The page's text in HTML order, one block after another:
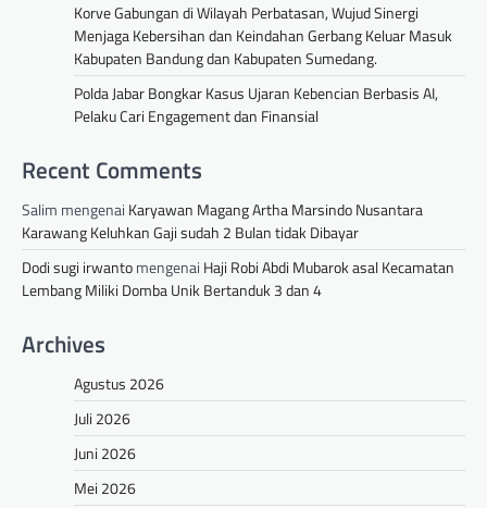
Korve Gabungan di Wilayah Perbatasan, Wujud Sinergi
Menjaga Kebersihan dan Keindahan Gerbang Keluar Masuk
Kabupaten Bandung dan Kabupaten Sumedang.
Polda Jabar Bongkar Kasus Ujaran Kebencian Berbasis AI,
Pelaku Cari Engagement dan Finansial
Recent Comments
Salim mengenai Karyawan Magang Artha Marsindo Nusantara
Karawang Keluhkan Gaji sudah 2 Bulan tidak Dibayar
Dodi sugi irwantomengenai Haji Robi Abdi Mubarok asal Kecamatan
Lembang Miliki Domba Unik Bertanduk 3 dan 4
Archives
Agustus 2026
Juli 2026
Juni 2026
Mei 2026